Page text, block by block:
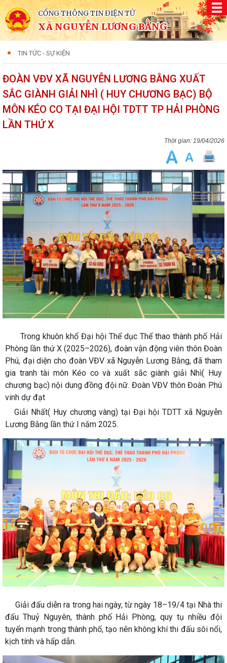
CỔNG THÔNG TIN ĐIỆN TỬ
XÃ NGUYỄN LƯƠNG BẰNG
TIN TỨC - SỰ KIỆN
ĐOÀN VĐV XÃ NGUYỄN LƯƠNG BẰNG XUẤT
SẮC GIÀNH GIẢI NHÌ ( HUY CHƯƠNG BẠC) BỘ
MÔN KÉO CO TẠI ĐẠI HỘI TDTT TP HẢI PHÒNG
LẦN THỨ X
19/04/2026
Trong khuôn khổ Đại hội Thể dục Thể thao thành phố Hải
Phòng lần thứ X (2025–2026), đoàn vận động viên thôn Đoàn
Phú, đại diện cho đoàn VĐV xã Nguyễn Lương Bằng, đã tham
gia tranh tài môn Kéo co và xuất sắc giành giải Nhì( Huy
chương bạc) nội dung đồng đội nữ. Đoàn VĐV thôn Đoàn Phú
vinh dự đạt
Giải Nhất( Huy chương vàng) tại Đại hội TDTT xã Nguyễn
Lương Bằng lần thứ I năm 2025.
Giải đấu diễn ra trong hai ngày, từ ngày 18–19/4 tại Nhà thi
đấu Thuỷ Nguyên, thành phố Hải Phòng, quy tụ nhiều đội
tuyển mạnh trong thành phố, tạo nên không khí thi đấu sôi nổi,
kịch tính và hấp dẫn.